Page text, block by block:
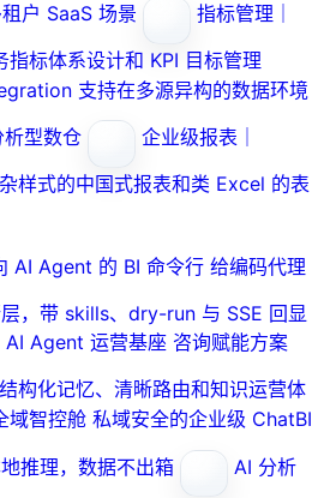
户 SaaS 场景
指标管理｜
指标体系设计和 KPI 目标管理
支持在多源异构的数据环境
型数仓
企业级报表｜
样式的中国式报表和类 Excel 的表
AI Agent 的 BI 命令行 给编码代理
，带 skills、dry-run 与 SSE 回显
AI Agent 运营基座 咨询赋能方案
化记忆、清晰路由和知识运营体
域智控舱 私域安全的企业级 ChatBI
推理，数据不出箱
AI 分析